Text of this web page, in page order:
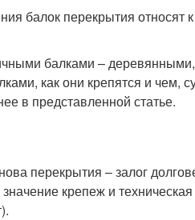
балок перекрытия относят
балками –
как они крепятся и чем,
в представленной статье.
перекрытия – залог
крепеж и